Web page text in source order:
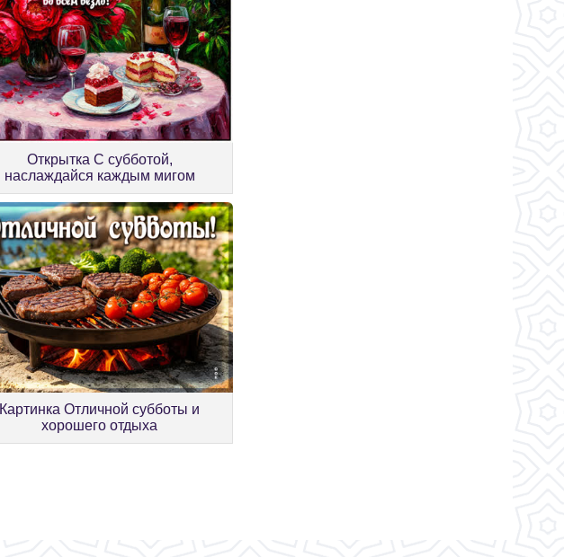
Открытка С субботой,
наслаждайся каждым мигом
Картинка Отличной субботы и
хорошего отдыха